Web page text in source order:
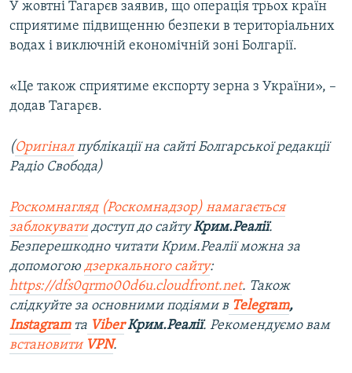
У жовтні Тагарєв заявив, що операція трьох країн
сприятиме підвищенню безпеки в територіальних
водах і виключній економічній зоні Болгарії.
«Це також сприятиме експорту зерна з України», –
додав Тагарєв.
(Оригіналпублікації на сайті Болгарської редакції
Радіо Свобода)
Роскомнагляд (Роскомнадзор) намагається
заблокуватидоступ до сайтуКрим.Реалії.
Безперешкодно читати Крим.Реалії можна за
допомогою дзеркального сайту:
https://dfs0qrmo00d6u.cloudfront.net. Також
слідкуйте за основними подіями в Telegram,
Instagramта ViberКрим.Реалії. Рекомендуємо вам
встановити VPN.